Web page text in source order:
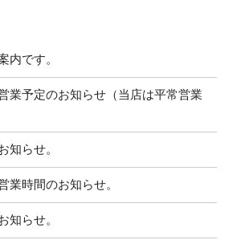
内です。
業予定のお知らせ（当店は平常営業
知らせ。
業時間のお知らせ。
知らせ。